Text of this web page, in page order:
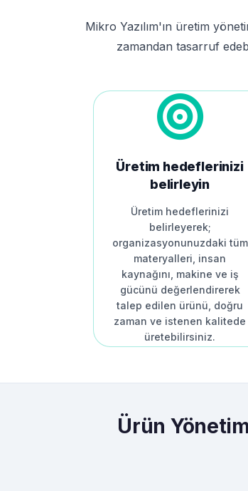
Mikro Yazılım'ın üretim
zamandan tasarruf
Üretim hedeflerinizi
belirleyin
Üretim hedeflerinizi
belirleyerek;
organizasyonunuzdaki tüm
materyalleri, insan
kaynağını, makine ve iş
gücünü değerlendirerek
talep edilen ürünü, doğru
zaman ve istenen kalitede
üretebilirsiniz.
Ürün